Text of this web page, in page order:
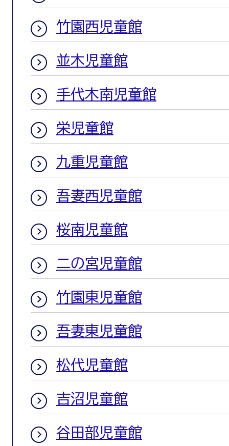
竹園西児童館
並木児童館
手代木南児童館
栄児童館
九重児童館
吾妻西児童館
桜南児童館
二の宮児童館
竹園東児童館
吾妻東児童館
松代児童館
吉沼児童館
谷田部児童館